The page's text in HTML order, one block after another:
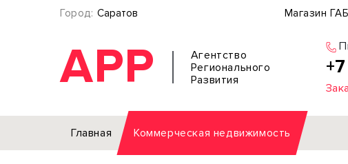
Город: Саратов Магазин ГАБ
АРР
Агентство
Регионального
Развития
Главная Коммерческая недвижимость